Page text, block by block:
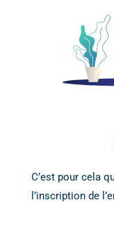
C’est pour cela
l’inscription de